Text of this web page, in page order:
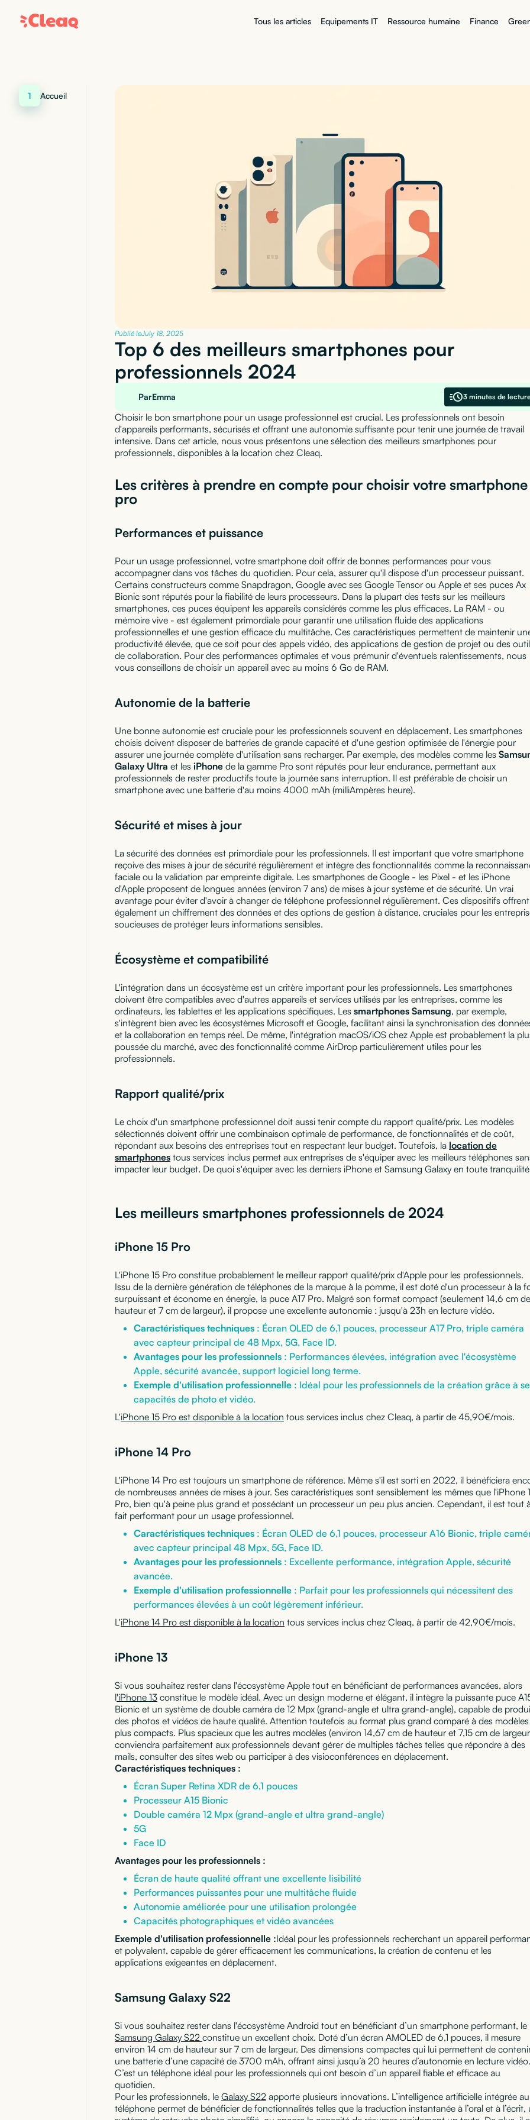
Tous les articles Equipements IT Ressource humaine Finance
1 Accueil
Publié leJuly 18, 2025
Top 6 des meilleurs smartphones pour
professionnels 2024
ParEmma 3 minutes de
Choisir le bon smartphone pour un usage professionnel est crucial. Les professionnels ont besoin
d'appareils performants, sécurisés et offrant une autonomie suffisante pour tenir une journée de travail
intensive. Dans cet article, nous vous présentons une sélection des meilleurs smartphones pour
professionnels, disponibles à la location chez Cleaq.
Les critères à prendre en compte pour choisir votre smartphone
pro
Performances et puissance
Pour un usage professionnel, votre smartphone doit offrir de bonnes performances pour vous
accompagner dans vos tâches du quotidien. Pour cela, assurer qu'il dispose d'un processeur puissant.
Certains constructeurs comme Snapdragon, Google avec ses Google Tensor ou Apple et ses puces Ax
Bionic sont réputés pour la fiabilité de leurs processeurs. Dans la plupart des tests sur les meilleurs
smartphones, ces puces équipent les appareils considérés comme les plus efficaces. La RAM - ou
mémoire vive - est également primordiale pour garantir une utilisation fluide des applications
professionnelles et une gestion efficace du multitâche. Ces caractéristiques permettent de maintenir
productivité élevée, que ce soit pour des appels vidéo, des applications de gestion de projet ou des
de collaboration. Pour des performances optimales et vous prémunir d'éventuels ralentissements, nous
vous conseillons de choisir un appareil avec au moins 6 Go de RAM.
Autonomie de la batterie
Une bonne autonomie est cruciale pour les professionnels souvent en déplacement. Les smartphones
choisis doivent disposer de batteries de grande capacité et d'une gestion optimisée de l'énergie pour
assurer une journée complète d'utilisation sans recharger. Par exemple, des modèles comme les
Galaxy Ultra et les iPhone de la gamme Pro sont réputés pour leur endurance, permettant aux
professionnels de rester productifs toute la journée sans interruption. Il est préférable de choisir un
smartphone avec une batterie d'au moins 4000 mAh (milliAmpères heure).
Sécurité et mises à jour
La sécurité des données est primordiale pour les professionnels. Il est important que votre smartphone
reçoive des mises à jour de sécurité régulièrement et intègre des fonctionnalités comme la
faciale ou la validation par empreinte digitale. Les smartphones de Google - les Pixel - et les iPhone
d'Apple proposent de longues années (environ 7 ans) de mises à jour système et de sécurité. Un vrai
avantage pour éviter d'avoir à changer de téléphone professionnel régulièrement. Ces dispositifs offrent
également un chiffrement des données et des options de gestion à distance, cruciales pour les
soucieuses de protéger leurs informations sensibles.
Écosystème et compatibilité
L'intégration dans un écosystème est un critère important pour les professionnels. Les smartphones
doivent être compatibles avec d'autres appareils et services utilisés par les entreprises, comme les
ordinateurs, les tablettes et les applications spécifiques. Les smartphones Samsung, par exemple,
s'intègrent bien avec les écosystèmes Microsoft et Google, facilitant ainsi la synchronisation des
et la collaboration en temps réel. De même, l'intégration macOS/iOS chez Apple est probablement la
poussée du marché, avec des fonctionnalité comme AirDrop particulièrement utiles pour les
professionnels.
Rapport qualité/prix
Le choix d'un smartphone professionnel doit aussi tenir compte du rapport qualité/prix. Les modèles
sélectionnés doivent offrir une combinaison optimale de performance, de fonctionnalités et de coût,
répondant aux besoins des entreprises tout en respectant leur budget. Toutefois, la location de
smartphones tous services inclus permet aux entreprises de s'équiper avec les meilleurs téléphones
impacter leur budget. De quoi s'équiper avec les derniers iPhone et Samsung Galaxy en toute
Les meilleurs smartphones professionnels de 2024
iPhone 15 Pro
L'iPhone 15 Pro constitue probablement le meilleur rapport qualité/prix d'Apple pour les professionnels.
Issu de la dernière génération de téléphones de la marque à la pomme, il est doté d'un processeur à la
surpuissant et économe en énergie, la puce A17 Pro. Malgré son format compact (seulement 14,6 cm de
hauteur et 7 cm de largeur), il propose une excellente autonomie : jusqu'à 23h en lecture vidéo.
Caractéristiques techniques : Écran OLED de 6,1 pouces, processeur A17 Pro, triple caméra
avec capteur principal de 48 Mpx, 5G, Face ID.
Avantages pour les professionnels : Performances élevées, intégration avec l'écosystème
Apple, sécurité avancée, support logiciel long terme.
Exemple d'utilisation professionnelle : Idéal pour les professionnels de la création grâce à
capacités de photo et vidéo.
L'iPhone 15 Pro est disponible à la location tous services inclus chez Cleaq, à partir de 45,90€/mois.
iPhone 14 Pro
L'iPhone 14 Pro est toujours un smartphone de référence. Même s'il est sorti en 2022, il bénéficiera
de nombreuses années de mises à jour. Ses caractéristiques sont sensiblement les mêmes que l'iPhone
Pro, bien qu'à peine plus grand et possédant un processeur un peu plus ancien. Cependant, il est tout
fait performant pour un usage professionnel.
Caractéristiques techniques : Écran OLED de 6,1 pouces, processeur A16 Bionic, triple
avec capteur principal 48 Mpx, 5G, Face ID.
Avantages pour les professionnels : Excellente performance, intégration Apple, sécurité
avancée.
Exemple d'utilisation professionnelle : Parfait pour les professionnels qui nécessitent des
performances élevées à un coût légèrement inférieur.
L'iPhone 14 Pro est disponible à la location tous services inclus chez Cleaq, à partir de 42,90€/mois.
iPhone 13
Si vous souhaitez rester dans l'écosystème Apple tout en bénéficiant de performances avancées, alors
l'iPhone 13 constitue le modèle idéal. Avec un design moderne et élégant, il intègre la puissante puce
Bionic et un système de double caméra de 12 Mpx (grand-angle et ultra grand-angle), capable de
des photos et vidéos de haute qualité. Attention toutefois au format plus grand comparé à des modèles
plus compacts. Plus spacieux que les autres modèles (environ 14,67 cm de hauteur et 7,15 cm de
conviendra parfaitement aux professionnels devant gérer de multiples tâches telles que répondre à des
mails, consulter des sites web ou participer à des visioconférences en déplacement.
Caractéristiques techniques :
Écran Super Retina XDR de 6,1 pouces
Processeur A15 Bionic
Double caméra 12 Mpx (grand-angle et ultra grand-angle)
5G
Face ID
Avantages pour les professionnels :
Écran de haute qualité offrant une excellente lisibilité
Performances puissantes pour une multitâche fluide
Autonomie améliorée pour une utilisation prolongée
Capacités photographiques et vidéo avancées
Exemple d'utilisation professionnelle :Idéal pour les professionnels recherchant un appareil
et polyvalent, capable de gérer efficacement les communications, la création de contenu et les
applications exigeantes en déplacement.
Samsung Galaxy S22
Si vous souhaitez rester dans l'écosystème Android tout en bénéficiant d’un smartphone performant, le
Samsung Galaxy S22 constitue un excellent choix. Doté d’un écran AMOLED de 6,1 pouces, il mesure
environ 14 cm de hauteur sur 7 cm de largeur. Des dimensions compactes qui lui permettent de
une batterie d’une capacité de 3700 mAh, offrant ainsi jusqu’à 20 heures d’autonomie en lecture vidéo.
C’est un téléphone idéal pour les professionnels qui ont besoin d’un appareil fiable et efficace au
quotidien.
Pour les professionnels, le Galaxy S22 apporte plusieurs innovations. L’intelligence artificielle intégrée au
téléphone permet de bénéficier de fonctionnalités telles que la traduction instantanée à l’oral et à l’écrit,